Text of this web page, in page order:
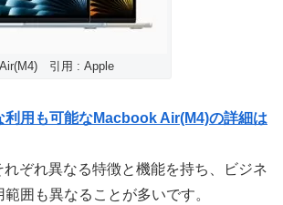
引用 : Apple
利用も可能なMacbook Air(M4)の詳細は
ぞれ異なる特徴と機能を持ち、ビジネ
囲も異なることが多いです。